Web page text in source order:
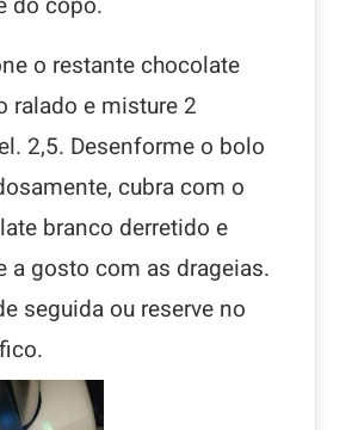
o restante chocolate
ralado e misture 2
2,5. Desenforme o bolo
cubra com o
branco derretido e
a gosto com as drageias.
seguida ou reserve no